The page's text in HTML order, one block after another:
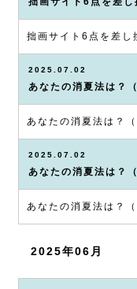
拙画サイト6点を差し
拙画サイト6点を差
2025.07.02
あなたの消夏法は？
あなたの消夏法は？
2025.07.02
あなたの消夏法は？
あなたの消夏法は？
2025年06月